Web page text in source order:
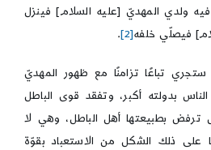
ولدي المهديّ [عليه السلام] فينزل
فيصلّي خلفه[2]
.
ستجري تباعًا تزامنًا مع ظهور المهديّ
بدولته أكبر، وتفقد قوى الباطل
ترفض بطبيعتها أهل الباطل، وهي لا
على ذلك الشكل من الاستعباد بقوّة